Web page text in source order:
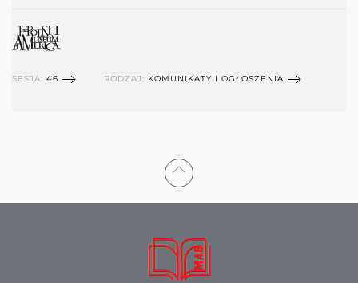
SESJA: 46 RODZAJ: KOMUNIKATY I OGŁOSZENIA